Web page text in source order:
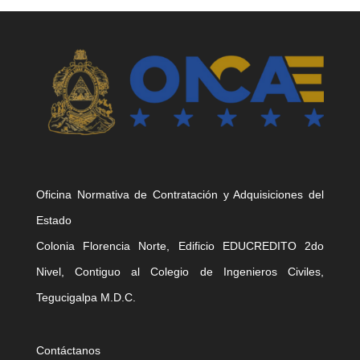
Oficina Normativa de Contratación y Adquisiciones del
Estado
Colonia Florencia Norte, Edificio EDUCREDITO 2do
Nivel, Contiguo al Colegio de Ingenieros Civiles,
Tegucigalpa M.D.C.
Contáctanos